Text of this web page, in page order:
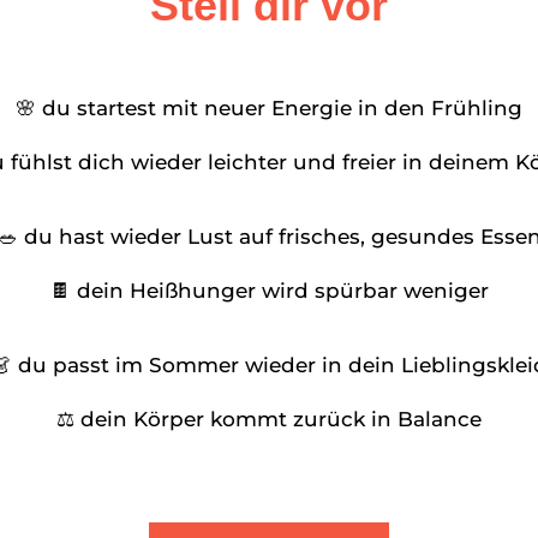
🌸 du startest mit neuer Energie in den Frühling
fühlst dich wieder leichter und freier in deinem
du hast wieder Lust auf frisches, gesundes
🍫 dein Heißhunger wird spürbar weniger
du passt im Sommer wieder in dein
⚖️ dein Körper kommt zurück in Balance